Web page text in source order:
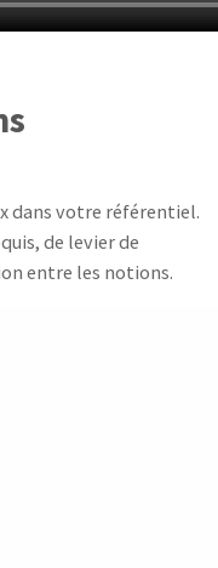
dans votre référentiel.
de levier de
entre les notions.